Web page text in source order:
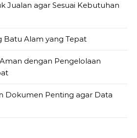
Jualan agar Sesuai Kebutuhan
Alam yang Tepat
dengan Pengelolaan
Dokumen Penting agar Data